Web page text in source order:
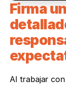
Firma
Al trabajar